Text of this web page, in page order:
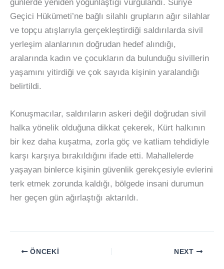
günlerde yeniden yoğunlaştığı vurgulandı. Suriye
Geçici Hükümeti’ne bağlı silahlı grupların ağır silahlar
ve topçu atışlarıyla gerçekleştirdiği saldırılarda sivil
yerleşim alanlarının doğrudan hedef alındığı,
aralarında kadın ve çocukların da bulunduğu sivillerin
yaşamını yitirdiği ve çok sayıda kişinin yaralandığı
belirtildi.
Konuşmacılar, saldırıların askeri değil doğrudan sivil
halka yönelik olduğuna dikkat çekerek, Kürt halkının
bir kez daha kuşatma, zorla göç ve katliam tehdidiyle
karşı karşıya bırakıldığını ifade etti. Mahallelerde
yaşayan binlerce kişinin güvenlik gerekçesiyle evlerini
terk etmek zorunda kaldığı, bölgede insani durumun
her geçen gün ağırlaştığı aktarıldı.
ÖNCEKI NEXT